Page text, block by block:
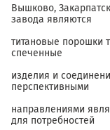
Вышково,
завода являются
титановые порошки
спеченные
изделия и
перспективными
направлениями
для потребностей